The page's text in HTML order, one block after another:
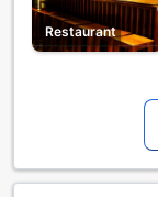
Restaurant